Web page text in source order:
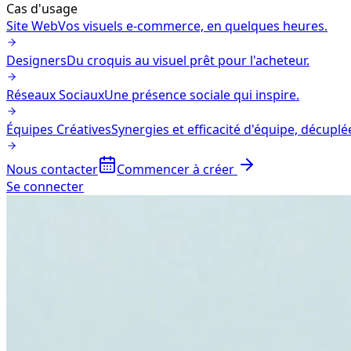
Cas d'usage
Site WebVos visuels e-commerce, en quelques heures.
DesignersDu croquis au visuel prêt pour l'acheteur.
Réseaux SociauxUne présence sociale qui inspire.
Équipes CréativesSynergies et efficacité d'équipe,
Nous contacter
Commencer à créer
Se connecter